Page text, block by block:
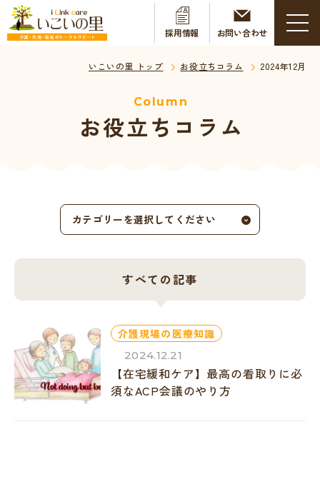
採用情報 お問い合わせ
Column
お役立ちコラム
いこいの里 トップ お役立ちコラム 2024年12月
カテゴリーを選択してください
すべての記事
介護現場の医療知識
2024.12.21
【在宅緩和ケア】最高の看取りに必
須なACP会議のやり方